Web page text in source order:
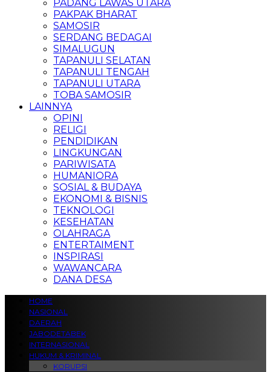
PADANG LAWAS UTARA
PAKPAK BHARAT
SAMOSIR
SERDANG BEDAGAI
SIMALUGUN
TAPANULI SELATAN
TAPANULI TENGAH
TAPANULI UTARA
TOBA SAMOSIR
LAINNYA
OPINI
RELIGI
PENDIDIKAN
LINGKUNGAN
PARIWISATA
HUMANIORA
SOSIAL & BUDAYA
EKONOMI & BISNIS
TEKNOLOGI
KESEHATAN
OLAHRAGA
ENTERTAIMENT
INSPIRASI
WAWANCARA
DANA DESA
HOME
NASIONAL
DAERAH
JABODETABEK
INTERNASIONAL
HUKUM & KRIMINAL
KORUPSI